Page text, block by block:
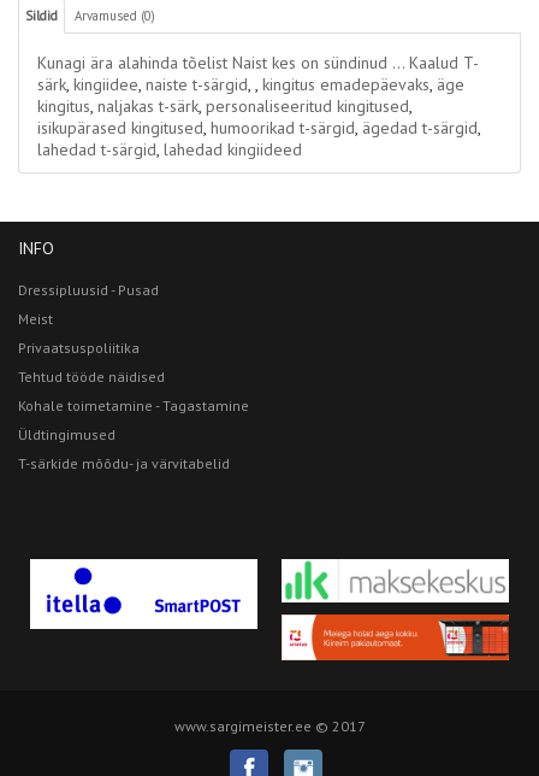
Sildid Arvamused (0)
Kunagi ära alahinda tõelist Naist kes on sündinud ... Kaalud T-
särk, kingiidee, naiste t-särgid, , kingitus emadepäevaks, äge
kingitus, naljakas t-särk, personaliseeritud kingitused,
isikupärased kingitused, humoorikad t-särgid, ägedad t-särgid,
lahedad t-särgid, lahedad kingiideed
INFO
Dressipluusid - Pusad
Meist
Privaatsuspoliitika
Tehtud tööde näidised
Kohale toimetamine - Tagastamine
Üldtingimused
T-särkide mõõdu- ja värvitabelid
www.sargimeister.ee © 2017